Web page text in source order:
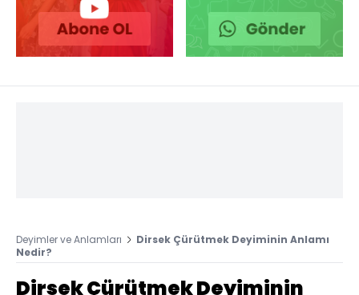
Deyimler ve Anlamları
Dirsek Çürütmek Deyiminin Anlamı
Nedir?
Dirsek Çürütmek Deyiminin